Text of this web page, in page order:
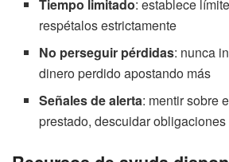
Tiempo limitado: establece
respétalos estrictamente
No perseguir pérdidas: nunca
dinero perdido apostando más
Señales de alerta: mentir sobre
prestado, descuidar obligaciones